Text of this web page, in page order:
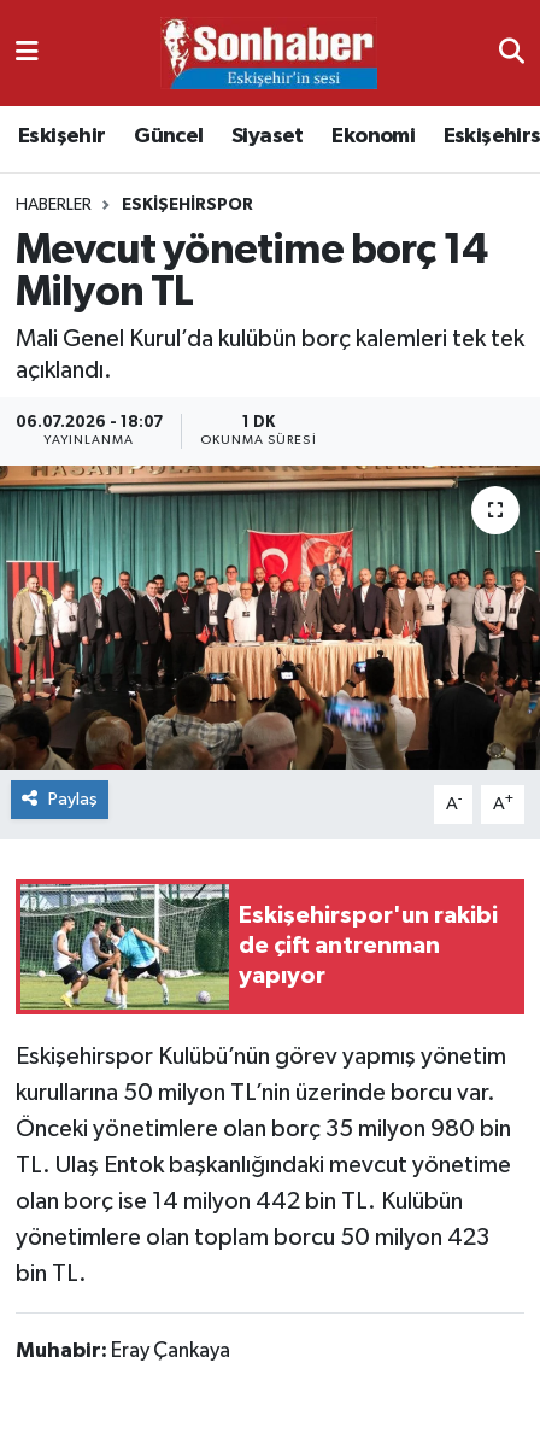
Eskişehir Güncel Siyaset Ekonomi
HABERLER ESKIŞEHIRSPOR
Mevcut yönetime borç 14
Milyon TL
Mali Genel Kurul’da kulübün borç kalemleri tek tek
açıklandı.
06.07.2026 - 18:07
YAYINLANMA
1 DK
OKUNMA SÜRESI
Paylaş A- A+
Eskişehirspor'un rakibi
de çift antrenman
yapıyor
Eskişehirspor Kulübü’nün görev yapmış yönetim
kurullarına 50 milyon TL’nin üzerinde borcu var.
Önceki yönetimlere olan borç 35 milyon 980 bin
TL. Ulaş Entok başkanlığındaki mevcut yönetime
olan borç ise 14 milyon 442 bin TL. Kulübün
yönetimlere olan toplam borcu 50 milyon 423
bin TL.
Muhabir: Eray Çankaya
Ekonomi
Güncel
Kültür & Sanat
Sağlık
Siyaset
Spor
Nöbetçi Eczaneler
Namaz Vakitleri
Trafik Durumu
Süper Lig Puan Durumu ve Fikstür
Haber Arşivi